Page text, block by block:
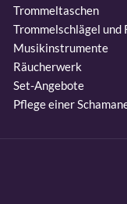
Trommeltaschen
Trommelschlägel und
Musikinstrumente
Räucherwerk
Set-Angebote
Pflege einer